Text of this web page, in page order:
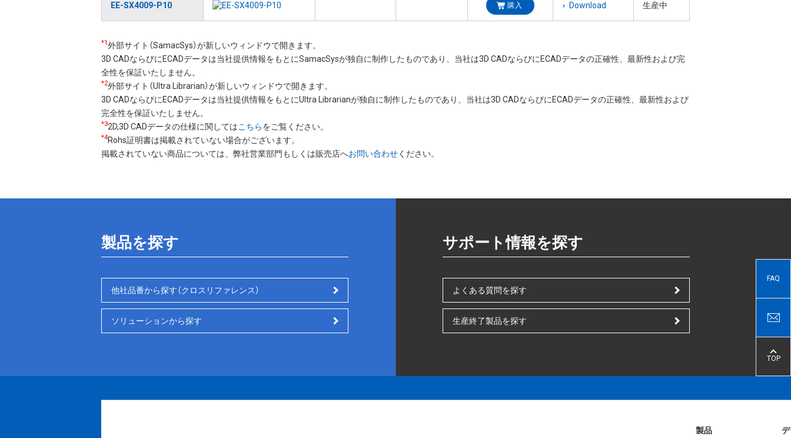
EE-SX4009-P10 購入 Download 生産中
*1外部サイト（SamacSys）が新しいウィンドウで開きます。
3D CADならびにECADデータは当社提供情報をもとにSamacSysが独自に制作したものであり、当社は3D CADならびにECADデータの正確性、最新性および完
全性を保証いたしません。
*2外部サイト（Ultra Librarian）が新しいウィンドウで開きます。
3D CADならびにECADデータは当社提供情報をもとにUltra Librarianが独自に制作したものであり、当社は3D CADならびにECADデータの正確性、最新性および
完全性を保証いたしません。
*32D,3D CADデータの仕様に関してはこちらをご覧ください。
*4Rohs証明書は掲載されていない場合がございます。
掲載されていない商品については、弊社営業部門もしくは販売店へお問い合わせください。
製品を探す
他社品番から探す（クロスリファレンス）
ソリューションから探す
サポート情報を探す
よくある質問を探す
生産終了製品を探す
FAQ
TOP
製品